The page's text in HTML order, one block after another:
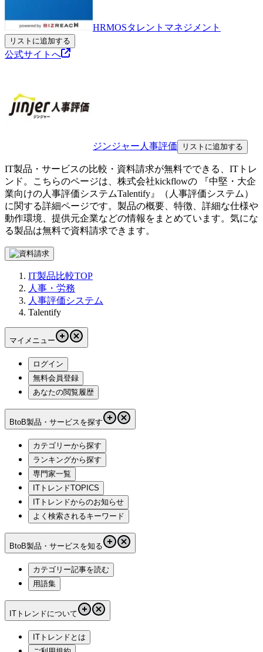
HRMOSタレントマネジメント
リストに追加する
公式サイトへ
ジンジャー人事評価 リストに追加する
IT製品・サービスの比較・資料請求が無料でできる、ITトレ
ンド。こちらのページは、 株式会社kickflowの 『中堅・大企
業向けの人事評価システムTalentify 』（ 人事評価システム ）
に関する詳細ページです。製品の概要、特徴、詳細な仕様や
動作環境、提供元企業などの情報をまとめています。気にな
る製品は無料で資料請求できます。
IT製品比較TOP
人事・労務
人事評価システム
Talentify
マイメニュー
ログイン
無料会員登録
あなたの閲覧履歴
BtoB製品・サービスを探す
カテゴリーから探す
ランキングから探す
専門家一覧
ITトレンドTOPICS
ITトレンドからのお知らせ
よく検索されるキーワード
BtoB製品・サービスを知る
カテゴリー記事を読む
用語集
ITトレンドについて
ITトレンドとは